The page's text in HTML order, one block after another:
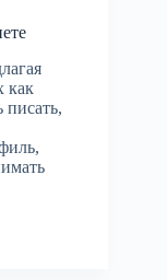
как
писать,